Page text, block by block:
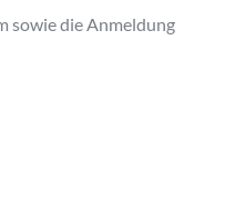
sowie die Anmeldung